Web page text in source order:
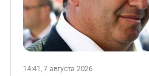
14:41, 7 августа 2026